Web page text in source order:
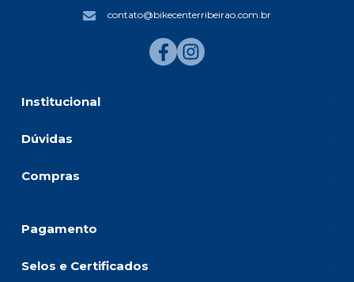
Institucional
Dúvidas
Compras
contato@bikecenterribeirao.com.br
Pagamento
Selos e Certificados